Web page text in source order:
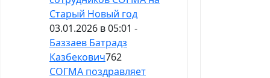
Старый Новый год
03.01.2026 в 05:01 -
Баззаев Батрадз
Казбекович762
СОГМА поздравляет